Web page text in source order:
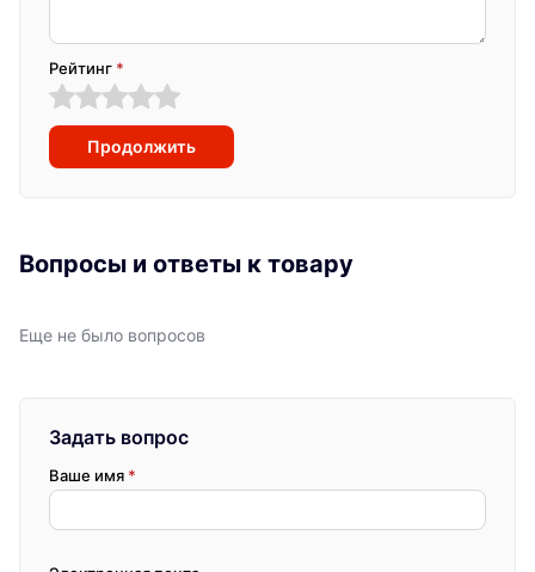
Рейтинг *
Продолжить
Вопросы и ответы к товару
Еще не было вопросов
Задать вопрос
Ваше имя *